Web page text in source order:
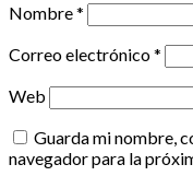
Nombre*
Correo electrónico*
Web
Guarda mi nombre,
navegador para la